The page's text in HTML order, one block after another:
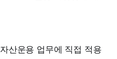
산운용 업무에 직접 적용